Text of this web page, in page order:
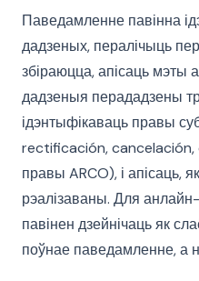
Паведамленне павінна
дадзеных, пералічыць
збіраюцца, апісаць мэты
дадзеныя перададзены
ідэнтыфікаваць правы
rectificación,
правы ARCO), і апісаць,
рэалізаваны. Для
павінен дзейнічаць як
поўнае паведамленне, а